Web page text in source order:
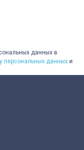
данных в
персональных данных и